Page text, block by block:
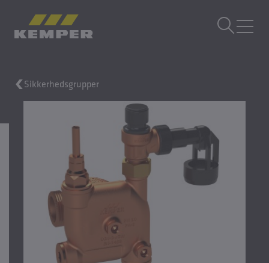
Valseprodukter
DA| DK Sprogskifter
Sikkerhedsgrupper